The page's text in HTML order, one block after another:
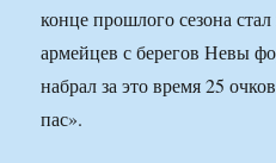
конце прошлого сезона
армейцев с берегов Невы
набрал за это время 25
пас».